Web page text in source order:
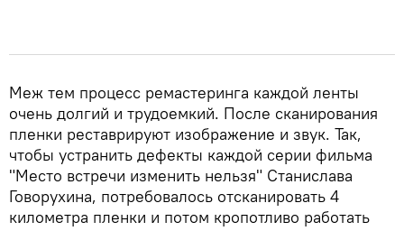
Меж тем процесс ремастеринга каждой ленты
очень долгий и трудоемкий. После сканирования
пленки реставрируют изображение и звук. Так,
чтобы устранить дефекты каждой серии фильма
"Место встречи изменить нельзя" Станислава
Говорухина, потребовалось отсканировать 4
километра пленки и потом кропотливо работать